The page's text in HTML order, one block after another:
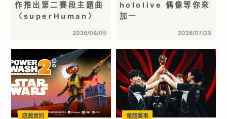
作推出第二賽段主題曲
〈superHuman〉
2026/08/05
hololive 偶像等你來
加一
2026/07/25
遊戲資訊 電競賽事